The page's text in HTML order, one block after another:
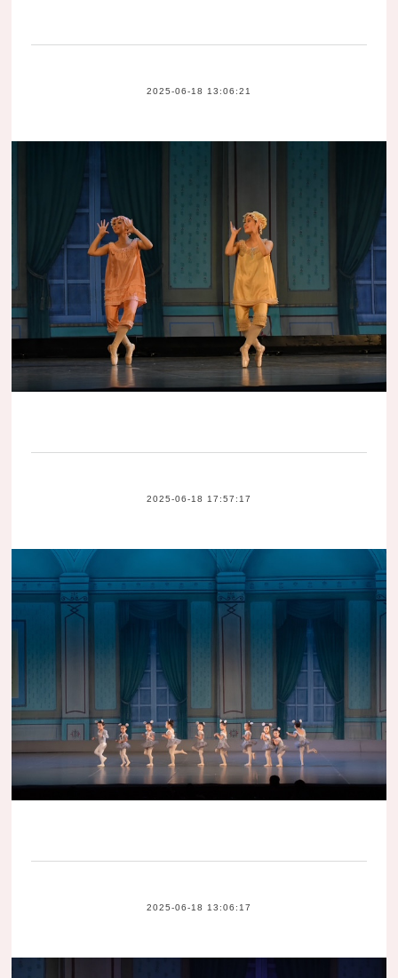
2025-06-18 13:06:21
2025-06-18 17:57:17
2025-06-18 13:06:17